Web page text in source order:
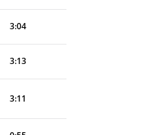
3:04
3:13
3:11